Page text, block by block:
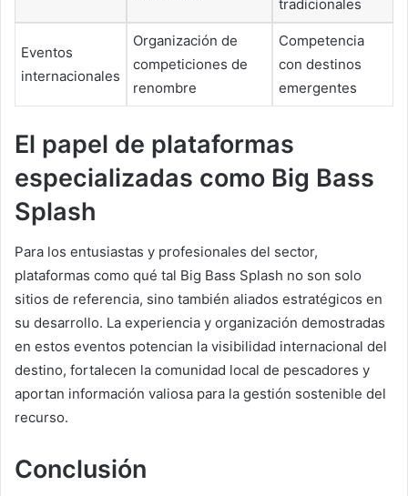
tradicionales
Eventos
internacionales
Organización de
competiciones de
renombre
Competencia
con destinos
emergentes
El papel de plataformas
especializadas como Big Bass
Splash
Para los entusiastas y profesionales del sector,
plataformas como qué tal Big Bass Splash no son solo
sitios de referencia, sino también aliados estratégicos en
su desarrollo. La experiencia y organización demostradas
en estos eventos potencian la visibilidad internacional del
destino, fortalecen la comunidad local de pescadores y
aportan información valiosa para la gestión sostenible del
recurso.
Conclusión